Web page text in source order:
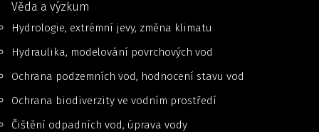
Věda a výzkum
Hydrologie, extrémní jevy, změna klimatu
Hydraulika, modelování povrchových vod
Ochrana podzemních vod, hodnocení stavu vod
Ochrana biodiverzity ve vodním prostředí
Čištění odpadních vod, úprava vody